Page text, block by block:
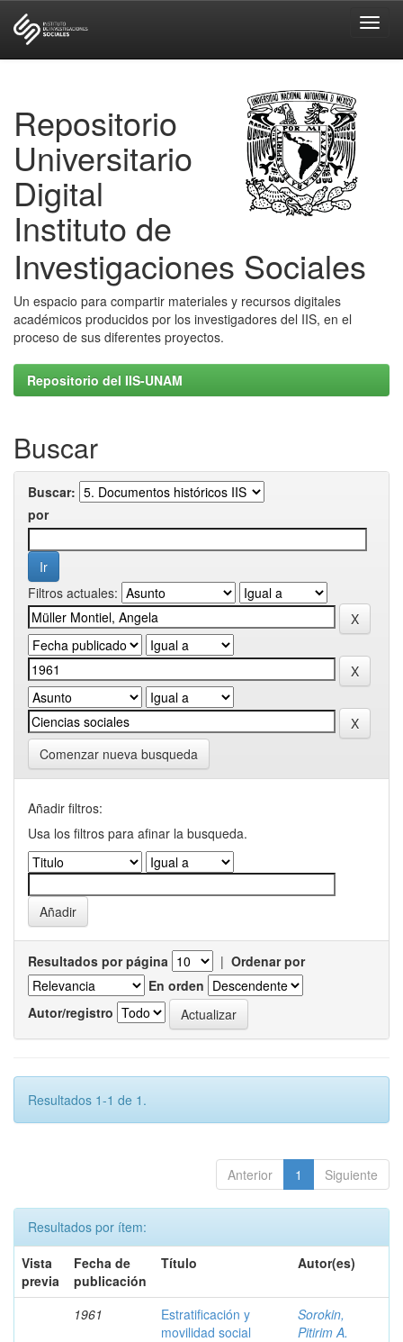
Repositorio
Universitario
Digital
Instituto de
Investigaciones Sociales
Un espacio para compartir materiales y recursos digitales
académicos producidos por los investigadores del IIS, en el
proceso de sus diferentes proyectos.
Repositorio del IIS-UNAM
Buscar
Buscar:
por
Filtros actuales:
Comenzar nueva busqueda
Añadir filtros:
Usa los filtros para afinar la busqueda.
Resultados por página | Ordenar por
En orden
Autor/registro
Resultados 1-1 de 1.
Anterior 1 Siguiente
Resultados por ítem:
Vista
previa
Fecha de
publicación
Título Autor(es)
1961
Estratificación y
movilidad social
Sorokin,
Pitirim A.